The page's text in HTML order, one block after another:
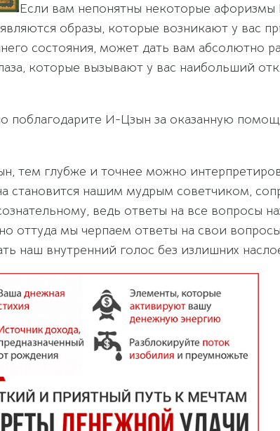
Если вам непонятны некоторые
образы, которые возникают у вас
состояния, может дать вам абсолютно
которые вызывают у вас наибольший
поблагодарите И-Цзын за оказанную
тем глубже и точнее можно
становится нашим мудрым советчиком,
ведь ответы на все вопросы
мы черпаем ответы на свои
наш внутренний голос без излишних